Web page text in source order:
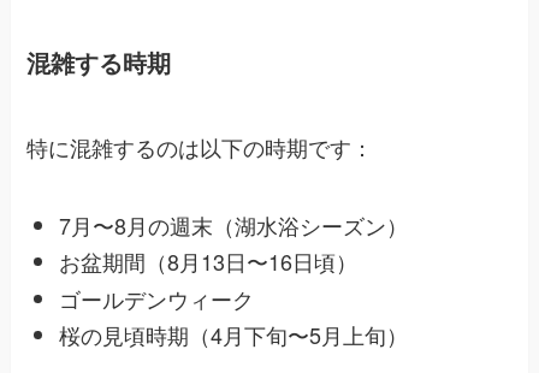
混雑する時期
特に混雑するのは以下の時期です：
7月〜8月の週末（湖水浴シーズン）
お盆期間（8月13日〜16日頃）
ゴールデンウィーク
桜の見頃時期（4月下旬〜5月上旬）